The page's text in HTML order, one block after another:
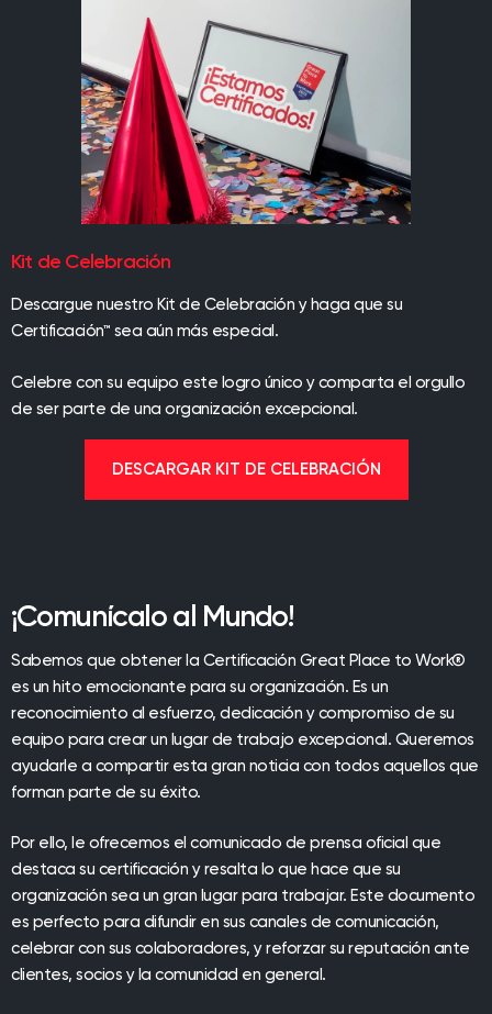
Kit de Celebración
Descargue nuestro Kit de Celebración y haga que su
Certificación™ sea aún más especial.
Celebre con su equipo este logro único y comparta el orgullo
de ser parte de una organización excepcional.
DESCARGAR KIT DE CELEBRACIÓN
¡Comunícalo al Mundo!
Sabemos que obtener la Certificación Great Place to Work®
es un hito emocionante para su organización. Es un
reconocimiento al esfuerzo, dedicación y compromiso de su
equipo para crear un lugar de trabajo excepcional. Queremos
ayudarle a compartir esta gran noticia con todos aquellos que
forman parte de su éxito.
Por ello, le ofrecemos el comunicado de prensa oficial que
destaca su certificación y resalta lo que hace que su
organización sea un gran lugar para trabajar. Este documento
es perfecto para difundir en sus canales de comunicación,
celebrar con sus colaboradores, y reforzar su reputación ante
clientes, socios y la comunidad en general.